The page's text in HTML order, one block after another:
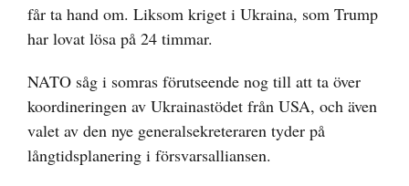
får ta hand om. Liksom kriget i Ukraina, som Trump
har lovat lösa på 24 timmar.
NATO såg i somras förutseende nog till att ta över
koordineringen av Ukrainastödet från USA, och även
valet av den nye generalsekreteraren tyder på
långtidsplanering i försvarsalliansen.